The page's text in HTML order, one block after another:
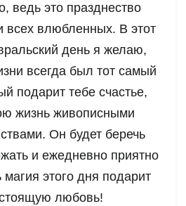
ведь это празднество
всех влюбленных. В этот
день я желаю,
всегда был тот самый
подарит тебе счастье,
жизнь живописными
Он будет беречь
и ежедневно приятно
магия этого дня подарит
любовь!